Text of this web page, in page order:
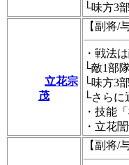
└味方3
立花宗
茂
【副将/
・戦法
└敵1部
└味方3
└さらに
・技能
・立花
【副将/